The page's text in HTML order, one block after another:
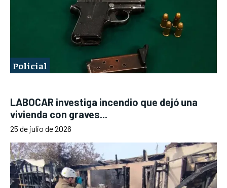
Policial
LABOCAR investiga incendio que dejó una
vivienda con graves...
25 de julio de 2026